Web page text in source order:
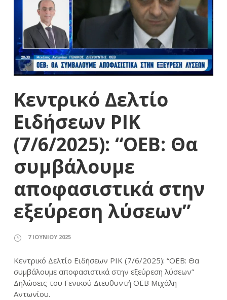
Κεντρικό Δελτίο
Ειδήσεων ΡΙΚ
(7/6/2025): “ΟΕΒ: Θα
συμβάλουμε
αποφασιστικά στην
εξεύρεση λύσεων”
7 ΙΟΥΝΊΟΥ 2025
Κεντρικό Δελτίο Ειδήσεων ΡΙΚ (7/6/2025): “ΟΕΒ: Θα
συμβάλουμε αποφασιστικά στην εξεύρεση λύσεων”
Δηλώσεις του Γενικού Διευθυντή ΟΕΒ Μιχάλη
Αντωνίου.